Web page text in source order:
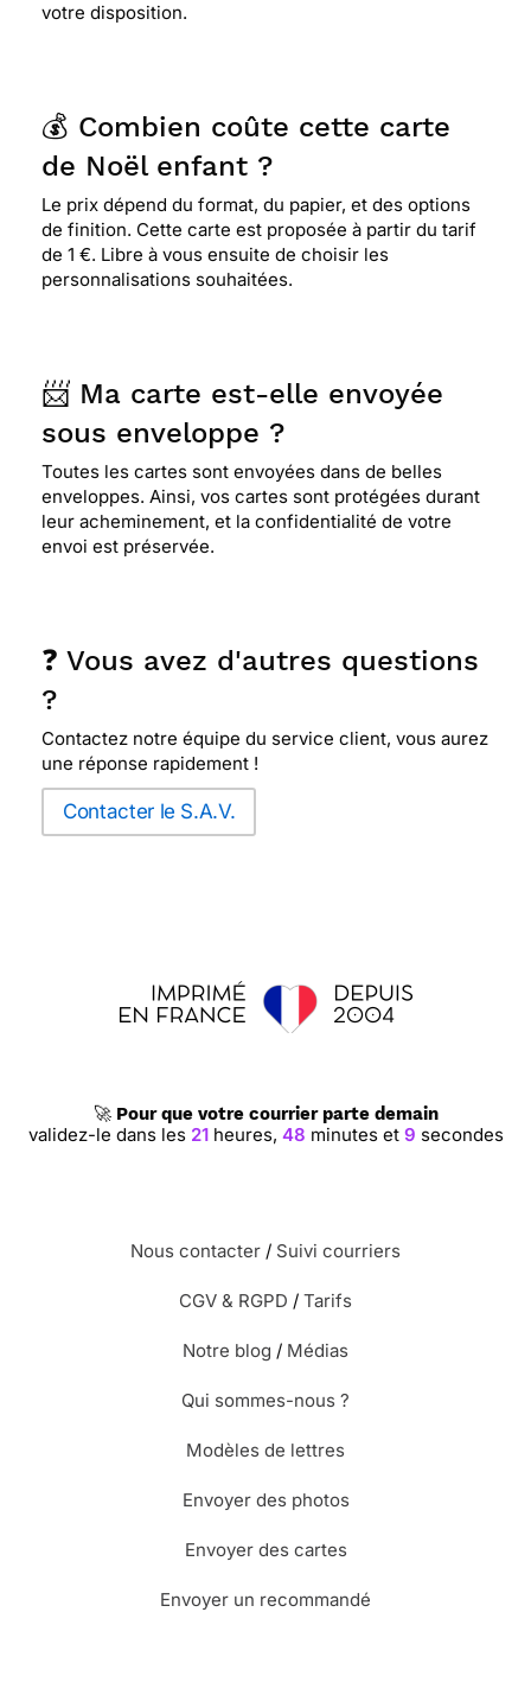
votre disposition.
💰 Combien coûte cette carte
de Noël enfant ?
Le prix dépend du format, du papier, et des options
de finition. Cette carte est proposée à partir du tarif
de 1 €. Libre à vous ensuite de choisir les
personnalisations souhaitées.
📨 Ma carte est-elle envoyée
sous enveloppe ?
Toutes les cartes sont envoyées dans de belles
enveloppes. Ainsi, vos cartes sont protégées durant
leur acheminement, et la confidentialité de votre
envoi est préservée.
❓ Vous avez d'autres questions
?
Contactez notre équipe du service client, vous aurez
une réponse rapidement !
Contacter le S.A.V.
🚀 Pour que votre courrier parte demain
validez-le dans les 21heures, 48 minutes et 9 secondes
Nous contacter / Suivi courriers
CGV & RGPD / Tarifs
Notre blog / Médias
Qui sommes-nous ?
Modèles de lettres
Envoyer des photos
Envoyer des cartes
Envoyer un recommandé